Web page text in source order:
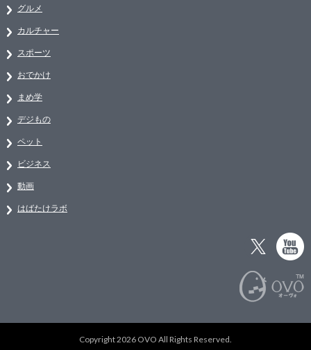
グルメ
カルチャー
スポーツ
おでかけ
まめ学
デジもの
ペット
ビジネス
動画
はばたけラボ
Copyright 2026 OVO All Rights Reserved.